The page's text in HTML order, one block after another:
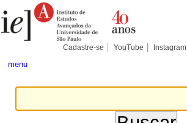
para
conteúdo.
Pessoais
Cadastre-se YouTube Instagram
menu